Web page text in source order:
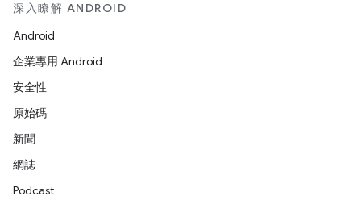
深入瞭解 ANDROID
Android
企業專用 Android
安全性
原始碼
新聞
網誌
Podcast